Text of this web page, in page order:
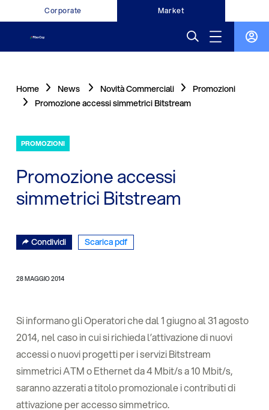
Corporate Market
Home News Novità Commerciali
Promozioni
Promozione accessi simmetrici Bitstream
PROMOZIONI
Promozione accessi
simmetrici Bitstream
Condividi Scarica pdf
28 MAGGIO 2014
Si informano gli Operatori che dal 1 giugno al 31 agosto
2014, nel caso in cui si richieda l’attivazione di nuovi
accessi o nuovi progetti per i servizi Bitstream
simmetrici ATM o Ethernet da 4 Mbit/s a 10 Mbit/s,
saranno azzerati a titolo promozionale i contributi di
attivazione per accesso simmetrico.